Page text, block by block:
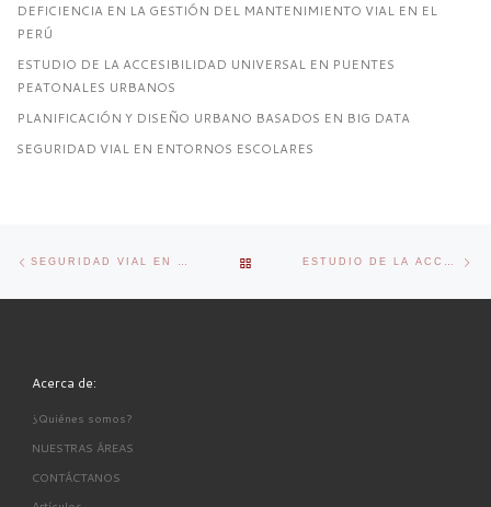
DEFICIENCIA EN LA GESTIÓN DEL MANTENIMIENTO VIAL EN EL
PERÚ
ESTUDIO DE LA ACCESIBILIDAD UNIVERSAL EN PUENTES
PEATONALES URBANOS
PLANIFICACIÓN Y DISEÑO URBANO BASADOS EN BIG DATA
SEGURIDAD VIAL EN ENTORNOS ESCOLARES
Navegador de artículos BACK TO POST LIST
Acerca de:
¿Quiénes somos?
NUESTRAS ÁREAS
CONTÁCTANOS